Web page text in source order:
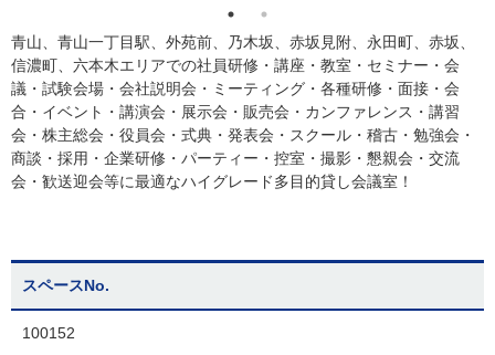
青山、青山一丁目駅、外苑前、乃木坂、赤坂見附、永田町、赤坂、
信濃町、六本木エリアでの社員研修・講座・教室・セミナー・会
議・試験会場・会社説明会・ミーティング・各種研修・面接・会
合・イベント・講演会・展示会・販売会・カンファレンス・講習
会・株主総会・役員会・式典・発表会・スクール・稽古・勉強会・
商談・採用・企業研修・パーティー・控室・撮影・懇親会・交流
会・歓送迎会等に最適なハイグレード多目的貸し会議室！
スペースNo.
100152